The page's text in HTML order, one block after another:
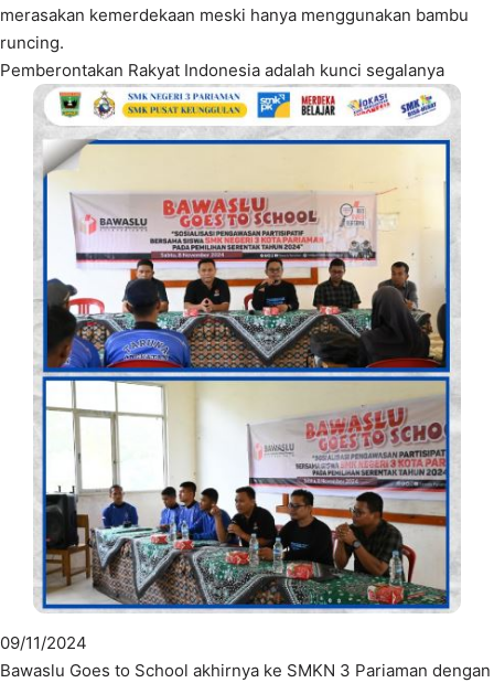
merasakan kemerdekaan meski hanya menggunakan bambu
runcing.
Pemberontakan Rakyat Indonesia adalah kunci segalanya
09/11/2024
Bawaslu Goes to School akhirnya ke SMKN 3 Pariaman dengan